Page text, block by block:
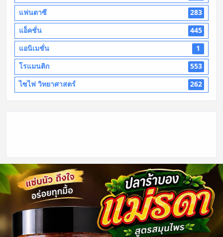
แฟนตาซี
283
แอ็คชั่น
445
แอนิเมชั่น
1
โรแมนติก
553
ไซไฟ วิทยาศาสตร์
262